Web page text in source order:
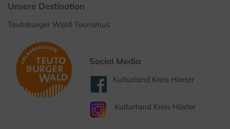
Unsere Destination
Teutoburger Wald Tourismus
Social Media
Kulturland Kreis Höxter
Kulturland Kreis Höxter